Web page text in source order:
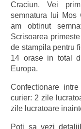
Craciun. Vei
semnatura lui Mos
am obtinut
Scrisoarea
de stampila pentru
14 orase in total
Europa.
Confectionare
curier: 2 zile
zile lucratoare
Poti sa vezi